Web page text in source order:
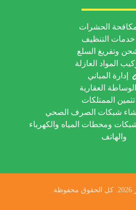
الحشرات
خدمات التنظيف
وتفريغ السلع
المواد العازلة
إدارة المباني
الوساطة العقارية
تثمين الممتلكات
شبكات الصرف الصحي
ومحطات المياه والكهرباء
والهاتف